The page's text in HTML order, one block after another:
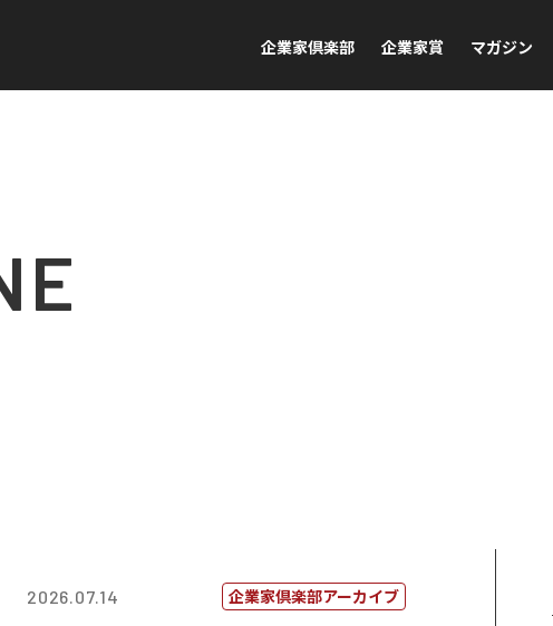
企業家倶楽部 企業家賞 マガジン
2026.07.14 企業家倶楽部アーカイブ